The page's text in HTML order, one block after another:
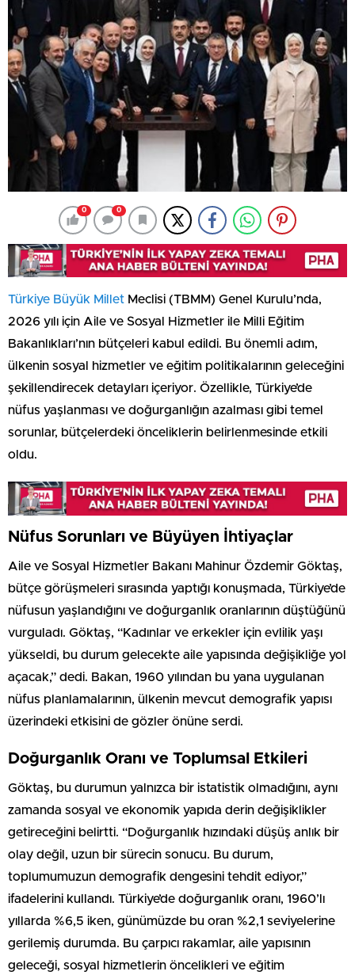
0 0
Türkiye Büyük Millet Meclisi (TBMM) Genel Kurulu’nda,
2026 yılı için Aile ve Sosyal Hizmetler ile Milli Eğitim
Bakanlıkları’nın bütçeleri kabul edildi. Bu önemli adım,
ülkenin sosyal hizmetler ve eğitim politikalarının geleceğini
şekillendirecek detayları içeriyor. Özellikle, Türkiye’de
nüfus yaşlanması ve doğurganlığın azalması gibi temel
sorunlar, bütçelerdeki önceliklerin belirlenmesinde etkili
oldu.
Nüfus Sorunları ve Büyüyen İhtiyaçlar
Aile ve Sosyal Hizmetler Bakanı Mahinur Özdemir Göktaş,
bütçe görüşmeleri sırasında yaptığı konuşmada, Türkiye’de
nüfusun yaşlandığını ve doğurganlık oranlarının düştüğünü
vurguladı. Göktaş, “Kadınlar ve erkekler için evlilik yaşı
yükseldi, bu durum gelecekte aile yapısında değişikliğe yol
açacak,” dedi. Bakan, 1960 yılından bu yana uygulanan
nüfus planlamalarının, ülkenin mevcut demografik yapısı
üzerindeki etkisini de gözler önüne serdi.
Doğurganlık Oranı ve Toplumsal Etkileri
Göktaş, bu durumun yalnızca bir istatistik olmadığını, aynı
zamanda sosyal ve ekonomik yapıda derin değişiklikler
getireceğini belirtti. “Doğurganlık hızındaki düşüş anlık bir
olay değil, uzun bir sürecin sonucu. Bu durum,
toplumumuzun demografik dengesini tehdit ediyor,”
ifadelerini kullandı. Türkiye’de doğurganlık oranı, 1960’lı
yıllarda %6,5 iken, günümüzde bu oran %2,1 seviyelerine
gerilemiş durumda. Bu çarpıcı rakamlar, aile yapısının
geleceği, sosyal hizmetlerin öncelikleri ve eğitim